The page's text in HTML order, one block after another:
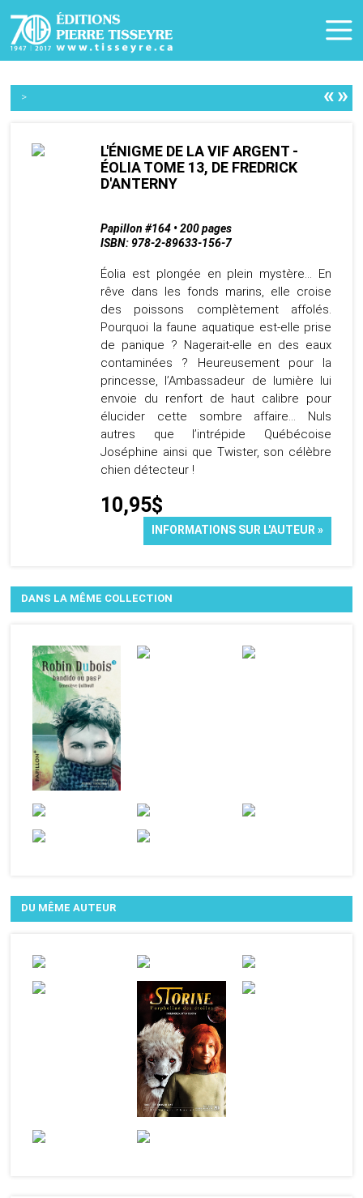
> «»
L'ÉNIGME DE LA VIF ARGENT -
ÉOLIA TOME 13, DE FREDRICK
D'ANTERNY
Papillon #164 • 200 pages
ISBN: 978-2-89633-156-7
Éolia est plongée en plein mystère… En
rêve dans les fonds marins, elle croise
des poissons complètement affolés.
Pourquoi la faune aquatique est-elle prise
de panique ? Nagerait-elle en des eaux
contaminées ? Heureusement pour la
princesse, l’Ambassadeur de lumière lui
envoie du renfort de haut calibre pour
élucider cette sombre affaire… Nuls
autres que l’intrépide Québécoise
Joséphine ainsi que Twister, son célèbre
chien détecteur !
10,95$
INFORMATIONS SUR L'AUTEUR »
DANS LA MÊME COLLECTION
DU MÊME AUTEUR